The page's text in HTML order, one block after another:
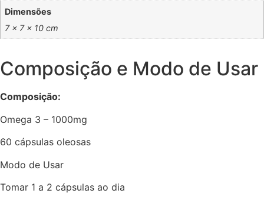
Dimensões
7 × 7 × 10 cm
Composição e Modo de Usar
Composição:
Omega 3 – 1000mg
60 cápsulas oleosas
Modo de Usar
Tomar 1 a 2 cápsulas ao dia